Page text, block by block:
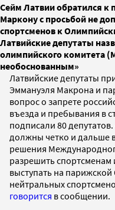
Сейм Латвии обратился
Маркону с просьбой не
спортсменов к
Латвийские депутаты
олимпийского комитета
необоснованным»
Латвийские депутаты
Эммануэля Макрона и
вопрос о запрете
въезда и пребывания в
подписали 80
должны четко и дальше
решения
разрешить спортсменам
выступать на
нейтральных
говорится в сообщении.